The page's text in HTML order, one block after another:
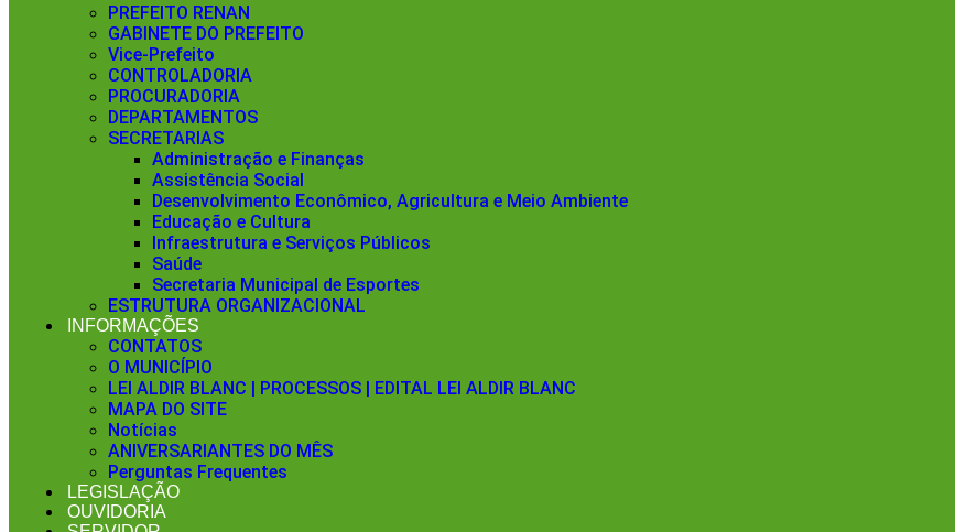
PREFEITO RENAN
GABINETE DO PREFEITO
Vice-Prefeito
CONTROLADORIA
PROCURADORIA
DEPARTAMENTOS
SECRETARIAS
Administração e Finanças
Assistência Social
Desenvolvimento Econômico, Agricultura e Meio Ambiente
Educação e Cultura
Infraestrutura e Serviços Públicos
Saúde
Secretaria Municipal de Esportes
ESTRUTURA ORGANIZACIONAL
INFORMAÇÕES
CONTATOS
O MUNICÍPIO
LEI ALDIR BLANC | PROCESSOS | EDITAL LEI ALDIR BLANC
MAPA DO SITE
Notícias
ANIVERSARIANTES DO MÊS
Perguntas Frequentes
LEGISLAÇÃO
OUVIDORIA